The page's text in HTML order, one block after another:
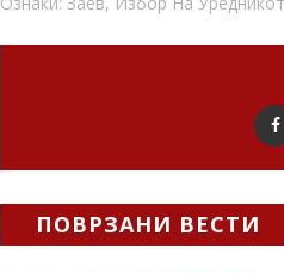
ПОВРЗАНИ ВЕСТИ